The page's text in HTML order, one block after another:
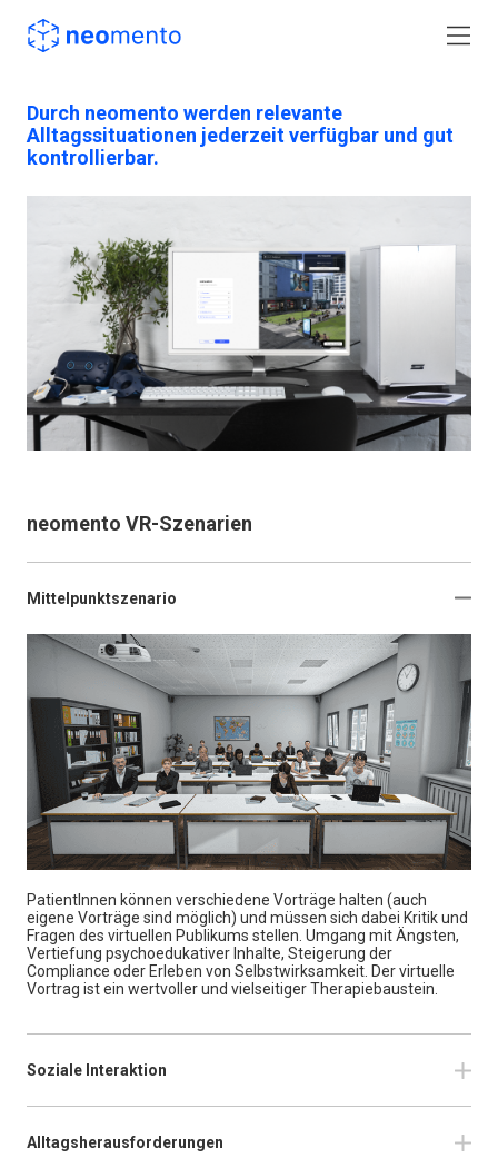
Durch neomento werden relevante
Alltagssituationen jederzeit verfügbar und gut
kontrollierbar.
neomento VR-Szenarien
Mittelpunktszenario
PatientInnen können verschiedene Vorträge halten (auch
eigene Vorträge sind möglich) und müssen sich dabei Kritik und
Fragen des virtuellen Publikums stellen. Umgang mit Ängsten,
Vertiefung psychoedukativer Inhalte, Steigerung der
Compliance oder Erleben von Selbstwirksamkeit. Der virtuelle
Vortrag ist ein wertvoller und vielseitiger Therapiebaustein.
Soziale Interaktion
Alltagsherausforderungen